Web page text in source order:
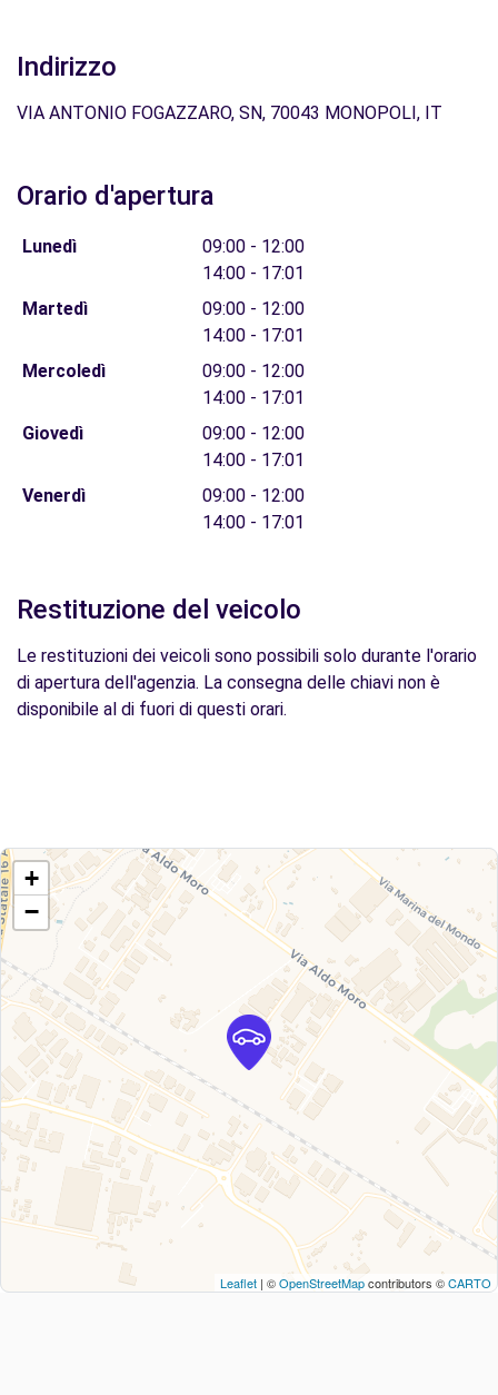
Indirizzo
VIA ANTONIO FOGAZZARO, SN, 70043 MONOPOLI, IT
Orario d'apertura
Lunedì
09:00 - 12:00
14:00 - 17:01
Martedì
09:00 - 12:00
14:00 - 17:01
Mercoledì
09:00 - 12:00
14:00 - 17:01
Giovedì
09:00 - 12:00
14:00 - 17:01
Venerdì
09:00 - 12:00
14:00 - 17:01
Restituzione del veicolo
Le restituzioni dei veicoli sono possibili solo durante l'orario
di apertura dell'agenzia. La consegna delle chiavi non è
disponibile al di fuori di questi orari.
+
−
Leaflet | ©OpenStreetMapcontributors ©CARTO